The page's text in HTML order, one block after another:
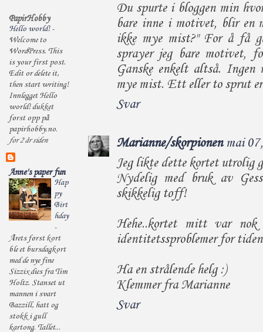
PapirHobby
Hello world!-
Welcome to
WordPress. This
is your first post.
Edit or delete it,
then start writing!
Innlegget Hello
world! dukket
først opp på
papirhobby.no.
for 2 år siden
Anne's paper fun
Hap
py
Birt
hday
-
Årets først kort
ble et bursdagkort
med de nye fine
Sizzix dies fra Tim
Holtz. Stanset ut
mannen i svart
Bazzill, hatt og
stokk i gull
kartong. Tallet...
Du spurte i bloggen min
bare inne i motivet, blir en
ikke mye mist?" For å få
sprayer jeg bare motivet,
Ganske enkelt altså. Ingen
mye mist. Ett eller to sprut er
Svar
Marianne/skorpionen mai
Jeg likte dette kortet utrolig
Nydelig med bruk av
skikkelig tøff!
Hehe..kortet mitt var
identitetssproblemer for
Ha en strålende helg :)
Klemmer fra Marianne
Svar